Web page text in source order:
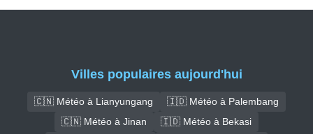
Villes populaires aujourd'hui
🇨🇳 Météo à Lianyungang
🇮🇩 Météo à Palembang
🇨🇳 Météo à Jinan
🇮🇩 Météo à Bekasi